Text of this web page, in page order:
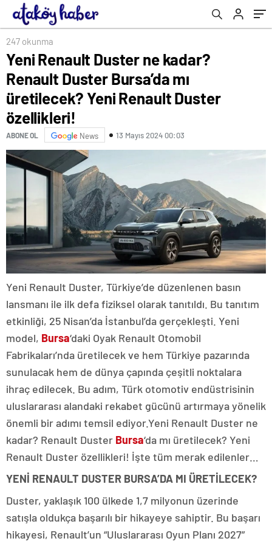
Duster özellikleri!
247 okunma
Yeni Renault Duster ne kadar?
Renault Duster Bursa’da mı
üretilecek? Yeni Renault Duster
özellikleri!
ABONE OL News 13 Mayıs 2024 00:03
Yeni Renault Duster, Türkiye’de düzenlenen basın
lansmanı ile ilk defa fiziksel olarak tanıtıldı. Bu tanıtım
etkinliği, 25 Nisan’da İstanbul’da gerçekleşti. Yeni
model, Bursa‘daki Oyak Renault Otomobil
Fabrikaları’nda üretilecek ve hem Türkiye pazarında
sunulacak hem de dünya çapında çeşitli noktalara
ihraç edilecek. Bu adım, Türk otomotiv endüstrisinin
uluslararası alandaki rekabet gücünü artırmaya yönelik
önemli bir adımı temsil ediyor.Yeni Renault Duster ne
kadar? Renault Duster Bursa‘da mı üretilecek? Yeni
Renault Duster özellikleri! İşte tüm merak edilenler…
YENİ RENAULT DUSTER BURSA’DA MI ÜRETİLECEK?
Duster, yaklaşık 100 ülkede 1,7 milyonun üzerinde
satışla oldukça başarılı bir hikayeye sahiptir. Bu başarı
hikayesi, Renault’un “Uluslararası Oyun Planı 2027”
fazla gözaltı var
oldu: Can güvenliğim yok